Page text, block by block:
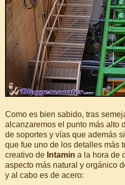
Como es bien sabido, tras
alcanzaremos el punto más alto
de soportes y vías que además
que fue uno de los detalles más
creativo de Intamin a la hora de
aspecto más natural y orgánico
y al cabo es de acero: